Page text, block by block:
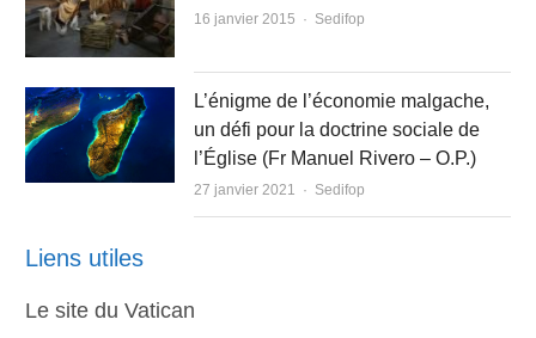
16 janvier 2015 Author
Sedifop
L’énigme de l’économie malgache,
un défi pour la doctrine sociale de
l’Église (Fr Manuel Rivero – O.P.)
27 janvier 2021 Author
Sedifop
Liens utiles
Le site du Vatican